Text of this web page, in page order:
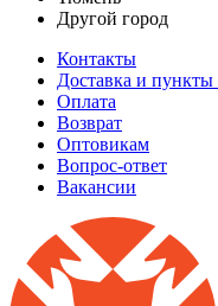
Другой город
Контакты
Доставка и пункты
Оплата
Возврат
Оптовикам
Вопрос-ответ
Вакансии